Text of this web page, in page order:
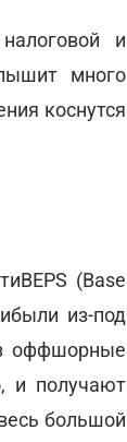
и
много
коснутся
(Base
из-под
оффшорные
и получают
большой